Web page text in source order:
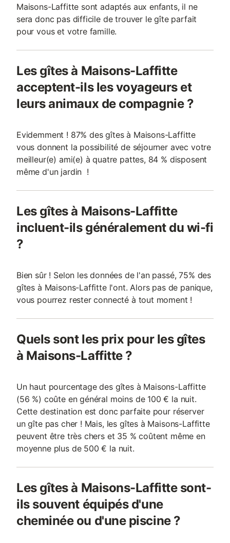
Maisons-Laffitte sont adaptés aux enfants, il ne
sera donc pas difficile de trouver le gîte parfait
pour vous et votre famille.
Les gîtes à Maisons-Laffitte
acceptent-ils les voyageurs et
leurs animaux de compagnie ?
Evidemment ! 87% des gîtes à Maisons-Laffitte
vous donnent la possibilité de séjourner avec votre
meilleur(e) ami(e) à quatre pattes, 84 % disposent
même d'un jardin !
Les gîtes à Maisons-Laffitte
incluent-ils généralement du wi-fi
?
Bien sûr ! Selon les données de l'an passé, 75% des
gîtes à Maisons-Laffitte l'ont. Alors pas de panique,
vous pourrez rester connecté à tout moment !
Quels sont les prix pour les gîtes
à Maisons-Laffitte ?
Un haut pourcentage des gîtes à Maisons-Laffitte
(56 %) coûte en général moins de 100 € la nuit.
Cette destination est donc parfaite pour réserver
un gîte pas cher ! Mais, les gîtes à Maisons-Laffitte
peuvent être très chers et 35 % coûtent même en
moyenne plus de 500 € la nuit.
Les gîtes à Maisons-Laffitte sont-
ils souvent équipés d'une
cheminée ou d'une piscine ?